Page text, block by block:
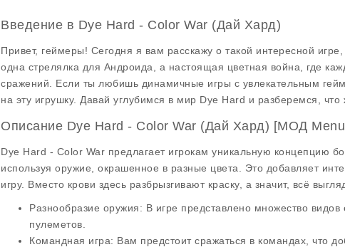
Введение в Dye Hard - Color War (Дай Хард)
Привет, геймеры! Сегодня я вам расскажу о такой интересной игре,
одна стрелялка для Андроида, а настоящая цветная война , где
сражений. Если ты любишь динамичные игры с увлекательным
на эту игрушку. Давай углубимся в мир Dye Hard и разберемся, что
Описание Dye Hard - Color War (Дай Хард) [МОД
Dye Hard - Color War предлагает игрокам уникальную концепцию
используя оружие, окрашенное в разные цвета. Это добавляет
игру. Вместо крови здесь разбрызгивают краску, а значит, всё
Разнообразие оружия: В игре представлено множество
пулеметов.
Командная игра: Вам предстоит сражаться в командах, что